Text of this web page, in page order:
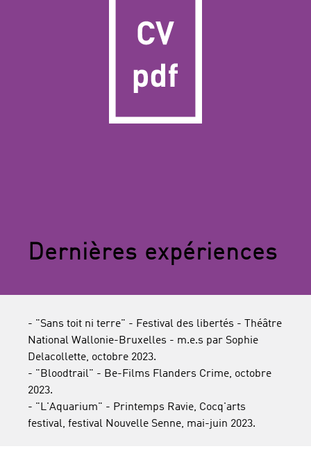
Dernières expériences
- "Sans toit ni terre" - Festival des libertés - Théâtre
National Wallonie-Bruxelles - m.e.s par Sophie
Delacollette, octobre 2023.
- "Bloodtrail" - Be-Films Flanders Crime, octobre
2023.
- "L'Aquarium" - Printemps Ravie, Cocq'arts
festival, festival Nouvelle Senne, mai-juin 2023.